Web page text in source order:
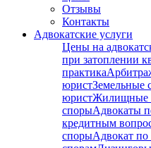
Отзывы
Контакты
Адвокатские услуги
Цены на
при затоплении
практика
юристЗемельные
юристЖилищные
спорыАдвокаты
кредитным
спорыАдвокат